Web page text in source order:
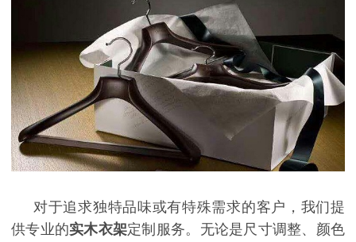
对于追求独特品味或有特殊需求的客户，我们提
供专业的实木衣架定制服务。无论是尺寸调整、颜色